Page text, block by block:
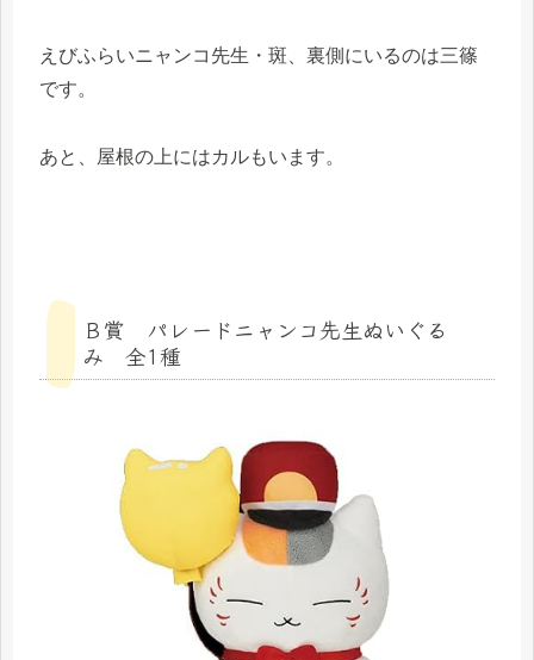
えびふらいニャンコ先生・斑、裏側にいるのは三篠
です。
あと、屋根の上にはカルもいます。
Ｂ賞 パレードニャンコ先生ぬいぐる
み 全1種